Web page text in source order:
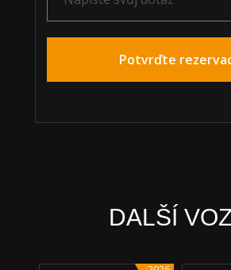
Potvrďte
DALŠÍ